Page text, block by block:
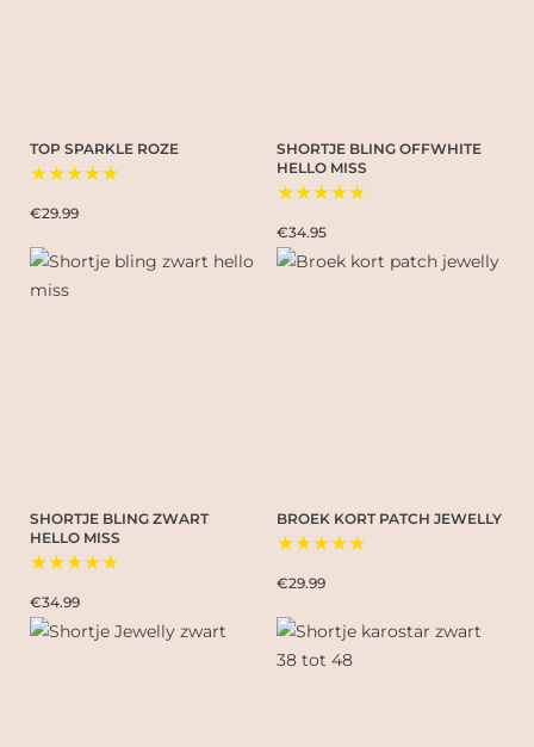
TOP SPARKLE ROZE
★★★★★
€29.99
SHORTJE BLING OFFWHITE
HELLO MISS
★★★★★
€34.95
SHORTJE BLING ZWART
HELLO MISS
★★★★★
€34.99
BROEK KORT PATCH JEWELLY
★★★★★
€29.99